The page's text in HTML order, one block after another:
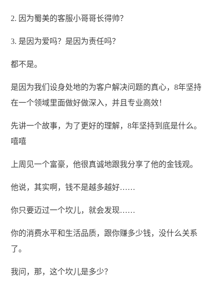
2. 因为蜀美的客服小哥哥长得帅？
3. 是因为爱吗？是因为责任吗？
都不是。
是因为我们设身处地的为客户解决问题的真心，8年坚持
在一个领域里面做好做深入，并且专业高效！
先讲一个故事，为了更好的理解，8年坚持到底是什么。
嘻嘻
上周见一个富豪，他很真诚地跟我分享了他的金钱观。
他说，其实啊，钱不是越多越好……
你只要迈过一个坎儿，就会发现……
你的消费水平和生活品质，跟你赚多少钱，没什么关系
了。
我问，那，这个坎儿是多少？